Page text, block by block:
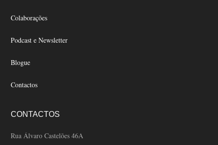
Colaborações
Podcast e Newsletter
Blogue
Contactos
CONTACTOS
Rua Álvaro Castelões 46A